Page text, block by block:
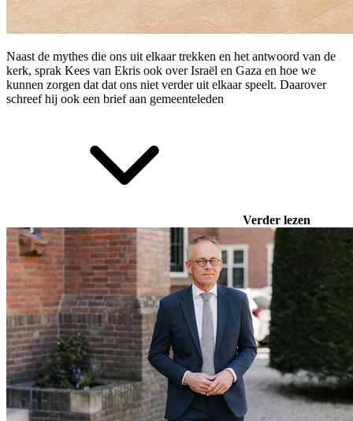
Naast de mythes die ons uit elkaar trekken en het antwoord van de
kerk, sprak Kees van Ekris ook over Israël en Gaza en hoe we
kunnen zorgen dat dat ons niet verder uit elkaar speelt. Daarover
schreef hij ook een brief aan gemeenteleden
Verder lezen